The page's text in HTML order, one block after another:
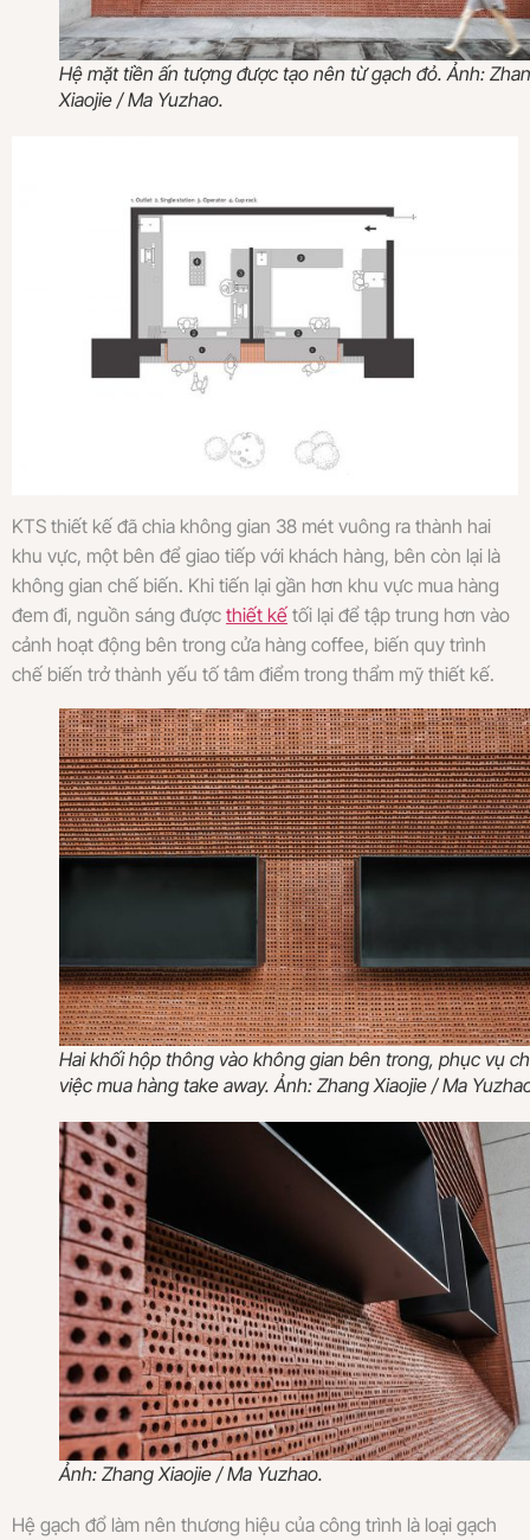
Hệ mặt tiền ấn tượng được tạo nên từ gạch đỏ. Ảnh:
Xiaojie / Ma Yuzhao.
KTS thiết kế đã chia không gian 38 mét vuông ra thành hai
khu vực, một bên để giao tiếp với khách hàng, bên còn lại là
không gian chế biến. Khi tiến lại gần hơn khu vực mua hàng
đem đi, nguồn sáng được thiết kế tối lại để tập trung hơn vào
cảnh hoạt động bên trong cửa hàng coffee, biến quy trình
chế biến trở thành yếu tố tâm điểm trong thẩm mỹ thiết kế.
Hai khối hộp thông vào không gian bên trong, phục vụ
việc mua hàng take away. Ảnh: Zhang Xiaojie / Ma
Ảnh: Zhang Xiaojie / Ma Yuzhao.
Hệ gạch đổ làm nên thương hiệu của công trình là loại gạch